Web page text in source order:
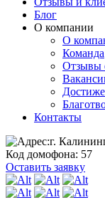
Блог
О компании
О
Команда
Отзывы
Контакты
г.
Код домофона: 57
Оставить заявку